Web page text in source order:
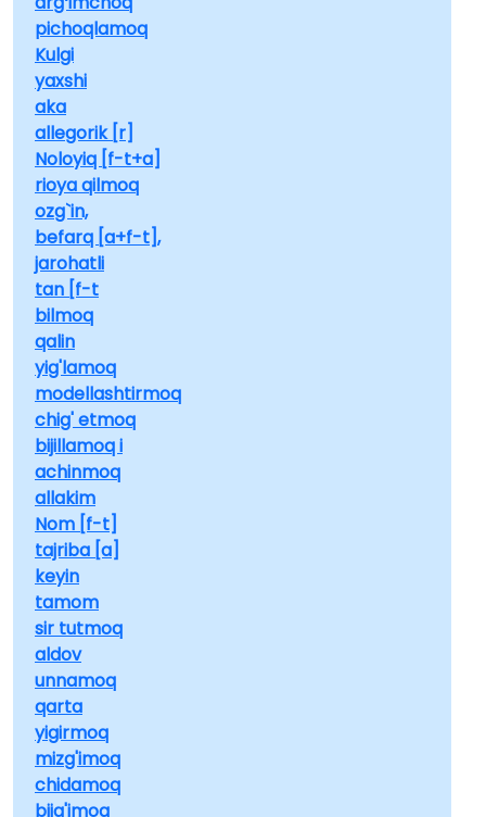
pichoqlamoq
Kulgi
yaxshi
aka
allegorik [r]
Noloyiq [f-t+a]
rioya qilmoq
ozg`in,
befarq [a+f-t],
jarohatli
tan [f-t
bilmoq
qalin
yig'lamoq
modellashtirmoq
chig' etmoq
bijillamoq i
achinmoq
allakim
Nom [f-t]
tajriba [a]
keyin
tamom
sir tutmoq
aldov
unnamoq
qarta
yigirmoq
mizg'imoq
chidamoq
bijg'imoq